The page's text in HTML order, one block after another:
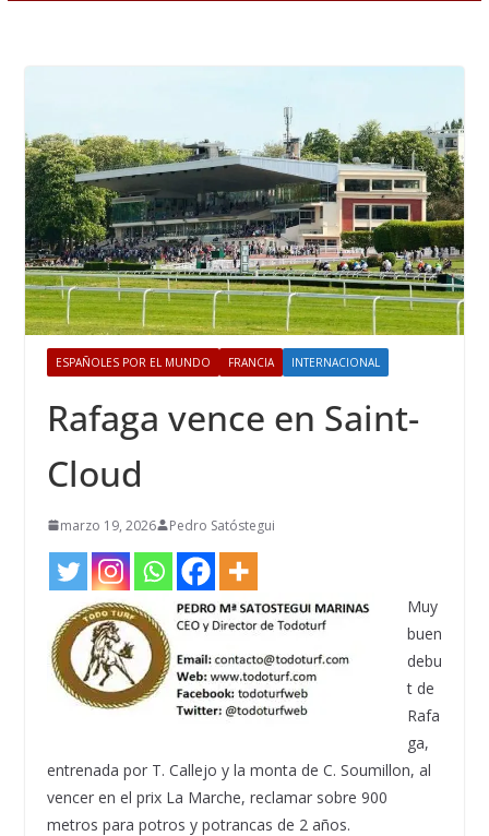
ESPAÑOLES POR EL MUNDO FRANCIA INTERNACIONAL
Rafaga vence en Saint-
Cloud
marzo 19, 2026 Pedro Satóstegui
Muy
buen
debu
t de
Rafa
ga,
entrenada por T. Callejo y la monta de C. Soumillon, al
vencer en el prix La Marche, reclamar sobre 900
metros para potros y potrancas de 2 años.